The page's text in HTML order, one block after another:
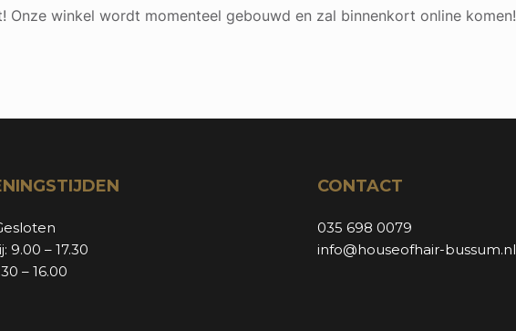
Onze winkel wordt momenteel gebouwd en zal binnenkort online komen!
9.00 – 17.30
– 16.00
CONTACT
035 698 0079
info@houseofhair-bussum.nl